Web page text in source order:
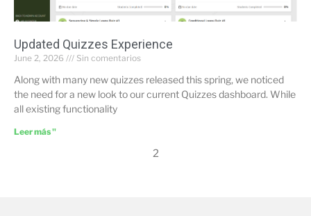
Updated Quizzes Experience
June 2, 2026 Sin comentarios
Along with many new quizzes released this spring, we noticed
the need for a new look to our current Quizzes dashboard. While
all existing functionality
Leer más "
2